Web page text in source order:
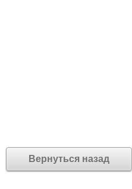
Вернуться назад